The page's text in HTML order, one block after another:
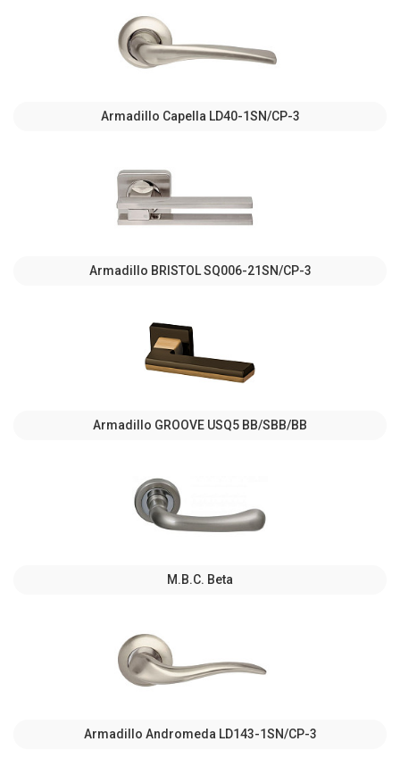
Armadillo Capella LD40-1SN/CP-3
Armadillo BRISTOL SQ006-21SN/CP-3
Armadillo GROOVE USQ5 BB/SBB/BB
M.B.C. Beta
Armadillo Andromeda LD143-1SN/CP-3